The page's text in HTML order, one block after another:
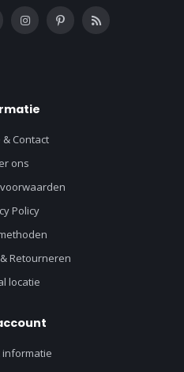
& Contact
ons
Policy
Retourneren
locatie
informatie